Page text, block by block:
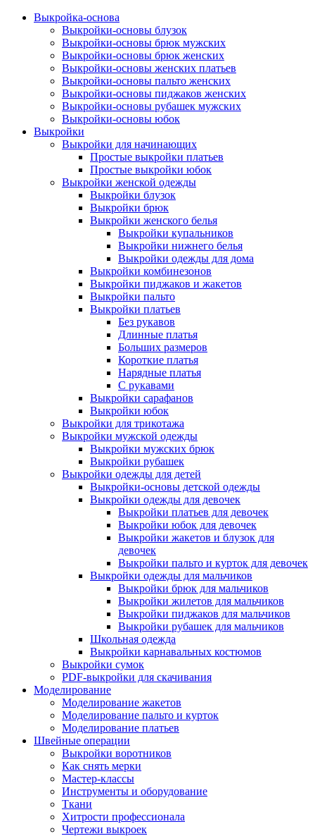
Выкройка-основа
Выкройки-основы блузок
Выкройки-основы брюк мужских
Выкройки-основы брюк женских
Выкройки-основы женских платьев
Выкройки-основы пальто женских
Выкройки-основы пиджаков женских
Выкройки-основы рубашек мужских
Выкройки-основы юбок
Выкройки
Выкройки для начинающих
Простые выкройки платьев
Простые выкройки юбок
Выкройки женской одежды
Выкройки блузок
Выкройки брюк
Выкройки женского белья
Выкройки купальников
Выкройки нижнего белья
Выкройки одежды для дома
Выкройки комбинезонов
Выкройки пиджаков и жакетов
Выкройки пальто
Выкройки платьев
Без рукавов
Длинные платья
Больших размеров
Короткие платья
Нарядные платья
С рукавами
Выкройки сарафанов
Выкройки юбок
Выкройки для трикотажа
Выкройки мужской одежды
Выкройки мужских брюк
Выкройки рубашек
Выкройки одежды для детей
Выкройки-основы детской одежды
Выкройки одежды для девочек
Выкройки платьев для девочек
Выкройки юбок для девочек
Выкройки жакетов и блузок для
девочек
Выкройки пальто и курток для девочек
Выкройки одежды для мальчиков
Выкройки брюк для мальчиков
Выкройки жилетов для мальчиков
Выкройки пиджаков для мальчиков
Выкройки рубашек для мальчиков
Школьная одежда
Выкройки карнавальных костюмов
Выкройки сумок
PDF-выкройки для скачивания
Моделирование
Моделирование жакетов
Моделирование пальто и курток
Моделирование платьев
Швейные операции
Выкройки воротников
Как снять мерки
Мастер-классы
Инструменты и оборудование
Ткани
Хитрости профессионала
Чертежи выкроек